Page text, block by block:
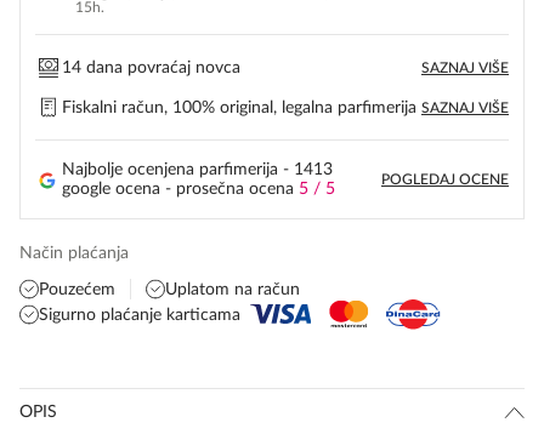
15h.
14 dana povraćaj novca SAZNAJ VIŠE
Fiskalni račun, 100% original, legalna parfimerija SAZNAJ VIŠE
Najbolje ocenjena parfimerija - 1413
google ocena - prosečna ocena 5 / 5
POGLEDAJ OCENE
Način plaćanja
Pouzećem
Uplatom na račun
Sigurno plaćanje karticama
OPIS